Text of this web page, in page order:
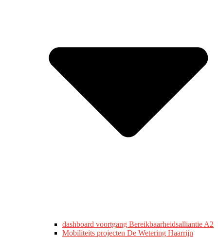
dashboard voortgang Bereikbaarheidsalliantie A2
Mobiliteits projecten De Wetering Haarrijn